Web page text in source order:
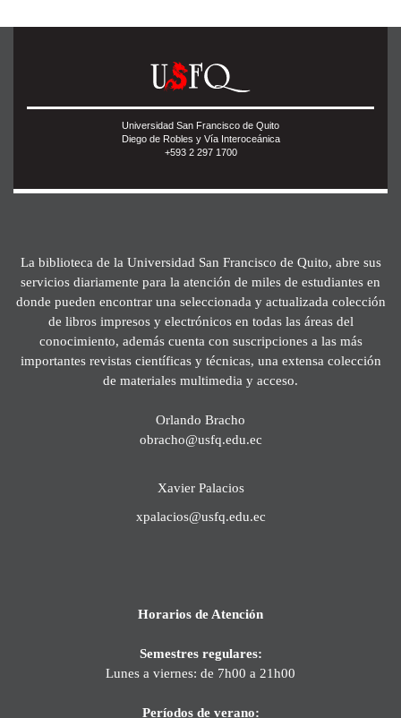
Universidad San Francisco de Quito
Diego de Robles y Vía Interoceánica
+593 2 297 1700
La biblioteca de la Universidad San Francisco de Quito, abre sus
servicios diariamente para la atención de miles de estudiantes en
donde pueden encontrar una seleccionada y actualizada colección
de libros impresos y electrónicos en todas las áreas del
conocimiento, además cuenta con suscripciones a las más
importantes revistas científicas y técnicas, una extensa colección
de materiales multimedia y acceso.
Orlando Bracho
obracho@usfq.edu.ec
Xavier Palacios
xpalacios@usfq.edu.ec
Horarios de Atención
Semestres regulares:
Lunes a viernes: de 7h00 a 21h00
Períodos de verano: